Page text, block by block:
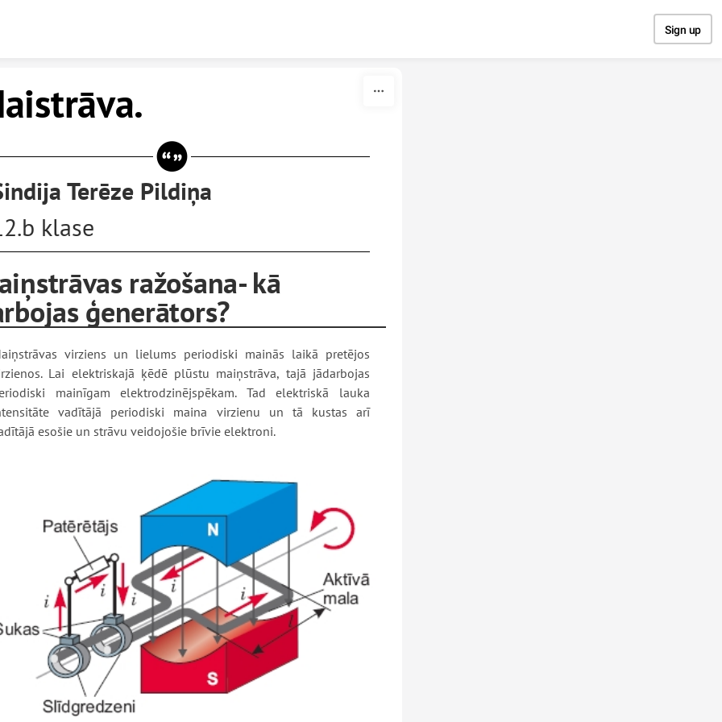
Sign up
Terēze Pildiņa
klase
ražošana- kā
ģenerātors?
virziens un lielums periodiski mainās laikā pretējos
Lai elektriskajā ķēdē plūstu maiņstrāva, tajā jādarbojas
mainīgam elektrodzinējspēkam. Tad elektriskā lauka
vadītājā periodiski maina virzienu un tā kustas arī
esošie un strāvu veidojošie brīvie elektroni.